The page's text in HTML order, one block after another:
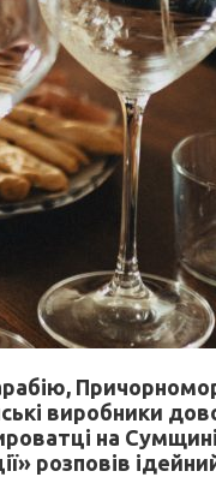
виробники
на
розповів